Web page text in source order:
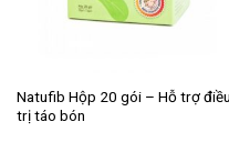
Natufib Hộp 20 gói – Hỗ trợ điều
trị táo bón